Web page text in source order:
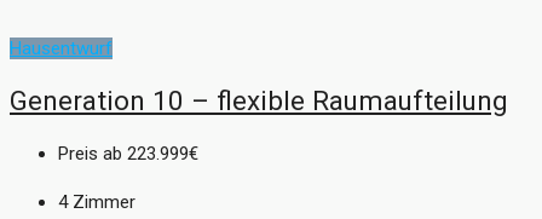
Hausentwurf
Generation 10 – flexible Raumaufteilung
Preis ab 223.999€
4 Zimmer